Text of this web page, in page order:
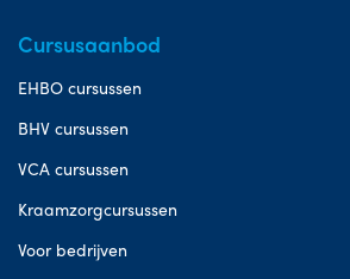
Cursusaanbod
EHBO cursussen
BHV cursussen
VCA cursussen
Kraamzorgcursussen
Voor bedrijven